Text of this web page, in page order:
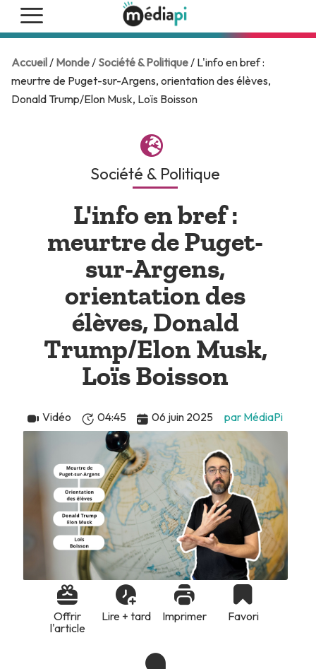
Accueil/ Monde/ Société & Politique/ L'info en bref :
meurtre de Puget-sur-Argens, orientation des élèves,
Donald Trump/Elon Musk, Loïs Boisson
Société & Politique
L'info en bref :
meurtre de Puget-
sur-Argens,
orientation des
élèves, Donald
Trump/Elon Musk,
Loïs Boisson
Vidéo 04:45 06 juin 2025 par MédiaPi
Offrir
l'article
Lire + tard Imprimer Favori